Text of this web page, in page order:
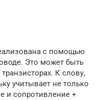
с помощью
Это может быть
К слову,
учитывает не только
и сопротивление +